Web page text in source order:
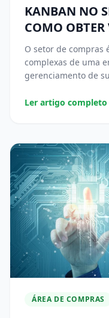
KANBAN NO
COMO OBTER
TÉCNICA
O setor de compras
complexas de uma
gerenciamento de
Ler artigo completo
ÁREA DE COMPRAS